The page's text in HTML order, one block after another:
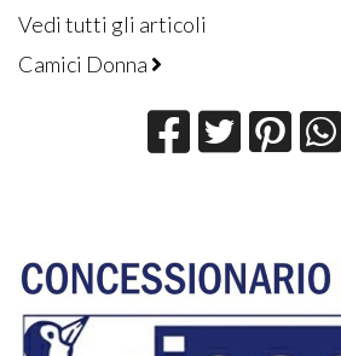
Vedi tutti gli articoli
Camici Donna